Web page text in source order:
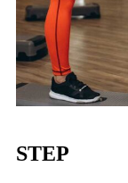
STEP